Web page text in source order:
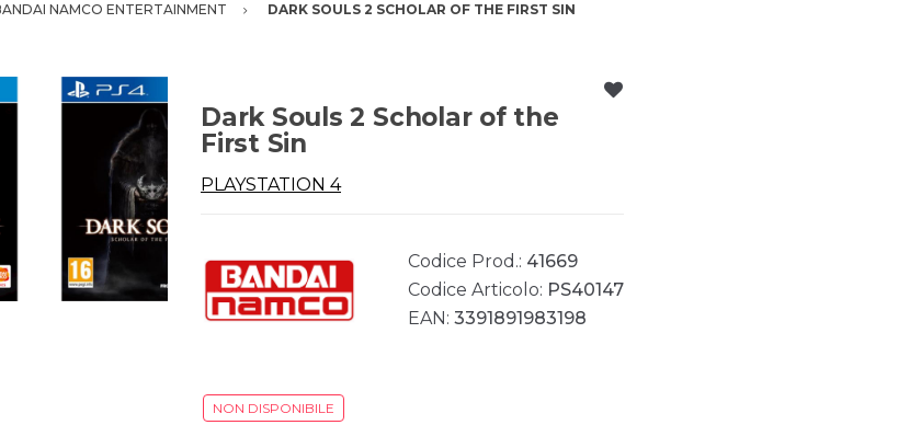
NAMCO ENTERTAINMENT DARK SOULS 2 SCHOLAR OF THE FIRST SIN
Dark Souls 2 Scholar of the
First Sin
PLAYSTATION 4
Codice Prod.: 41669
Codice Articolo: PS40147
EAN: 3391891983198
NON DISPONIBILE